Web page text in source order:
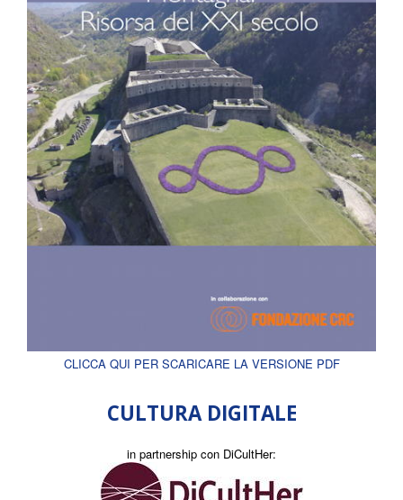
CLICCA QUI PER SCARICARE LA VERSIONE PDF
CULTURA DIGITALE
in partnership con DiCultHer: